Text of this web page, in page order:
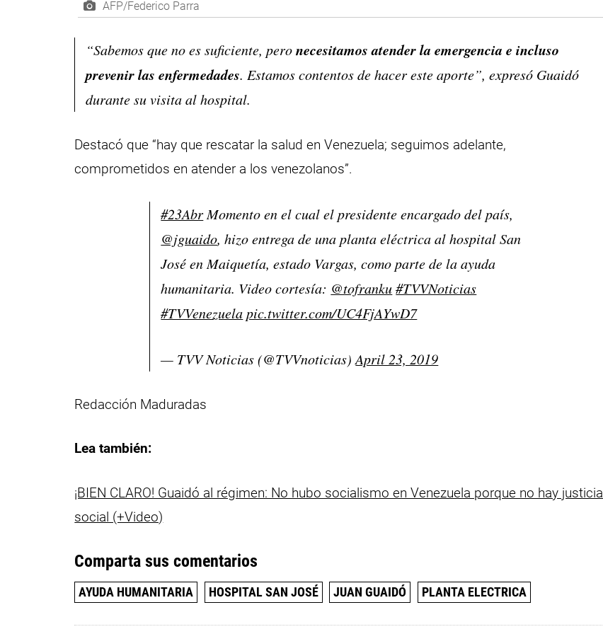
AFP/Federico Parra
“Sabemos que no es suficiente, peronecesitamos atender la emergencia e incluso
prevenir las enfermedades. Estamos contentos de hacer este aporte”, expresó Guaidó
durante su visita al hospital.
Destacó que “hay que rescatar la salud en Venezuela; seguimos adelante,
comprometidos en atender a los venezolanos”.
#23Abr Momento en el cual el presidente encargado del país,
@jguaido, hizo entrega de una planta eléctrica al hospital San
José en Maiquetía, estado Vargas, como parte de la ayuda
humanitaria. Video cortesía: @tofranku #TVVNoticias
#TVVenezuela pic.twitter.com/UC4FjAYwD7
— TVV Noticias (@TVVnoticias)April 23, 2019
Redacción Maduradas
Lea también:
¡BIEN CLARO! Guaidó al régimen: No hubo socialismo en Venezuela porque no hay justicia
social (+Video)
Comparta sus comentarios
AYUDA HUMANITARIA HOSPITAL SAN JOSÉ JUAN GUAIDÓ PLANTA ELECTRICA